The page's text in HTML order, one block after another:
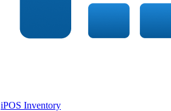
iPOS Inventory